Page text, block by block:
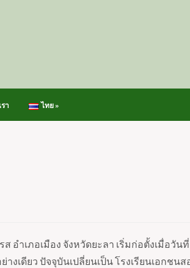
า ไทย»
อำเภอเมือง จังหวัดยะลา เริ่มก่อตั้งเมื่อวันที่
งเดียว ปัจจุบันเปลี่ยนเป็น โรงเรียนเอกช